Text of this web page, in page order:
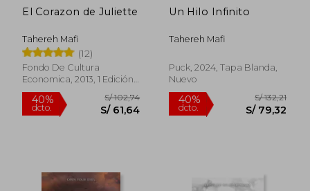
El Corazon de Juliette
Tahereh Mafi
(12)
Fondo De Cultura
Economica, 2013, 1 Edición,
Tapa Blanda, Nuevo
Un Hilo Infinito
Tahereh Mafi
Puck, 2024, Tapa Blanda,
Nuevo